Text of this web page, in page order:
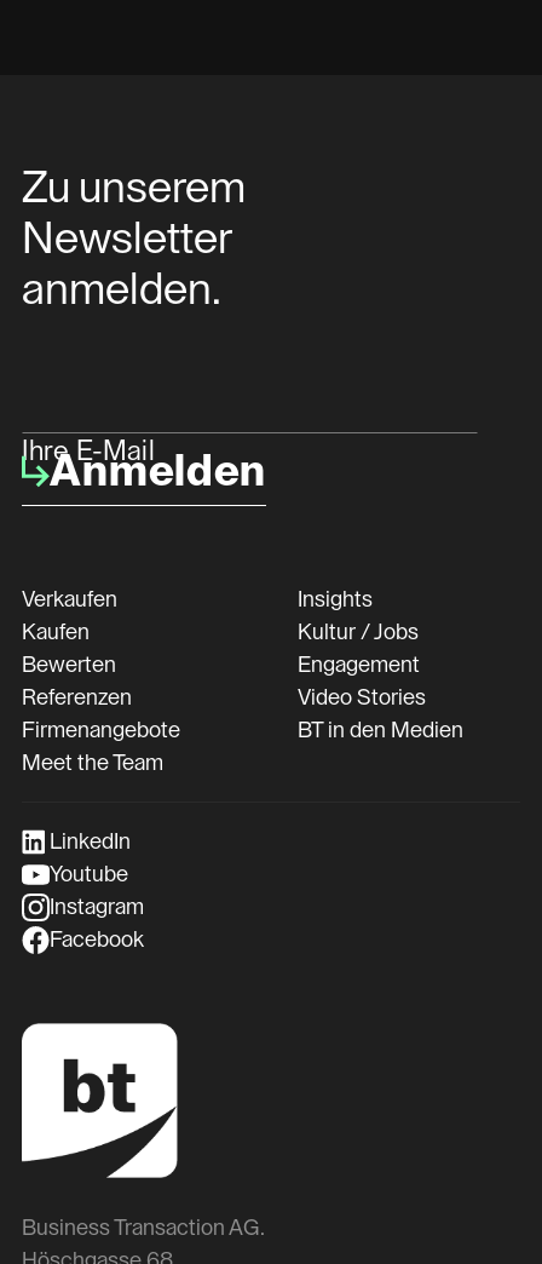
Zu unserem
Newsletter
anmelden.
Ihre E-Mail
Anmelden
Verkaufen
Kaufen
Bewerten
Referenzen
Firmenangebote
Meet the Team
Insights
Kultur / Jobs
Engagement
Video Stories
BT in den Medien
LinkedIn
Youtube
Instagram
Facebook
Business Transaction AG.